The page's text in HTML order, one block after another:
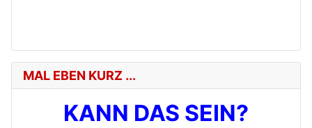
MAL EBEN KURZ ...
KANN DAS SEIN?